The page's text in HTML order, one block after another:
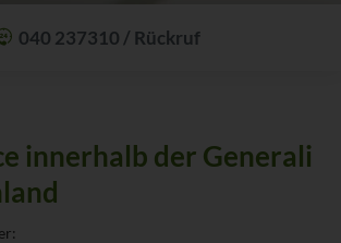
040 237310 / Rückruf
innerhalb der Generali